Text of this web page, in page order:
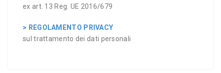
ex art. 13 Reg. UE 2016/679
> REGOLAMENTO PRIVACY
sul trattamento dei dati personali